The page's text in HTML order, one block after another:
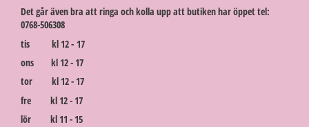
Det går även bra att ringa och kolla upp att butiken har öppet tel:
0768-506308
tis kl 12 - 17
ons kl 12 - 17
tor kl 12 - 17
fre kl 12 - 17
lör kl 11 - 15